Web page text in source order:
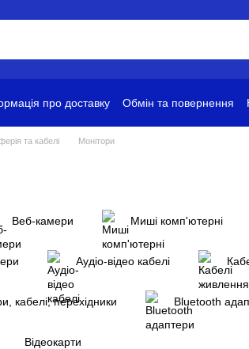
про доставку Обмін та повернення
та кабелі Монітори
Веб-камери Миші комп'ютерні
Аудіо-відео кабелі
кабелі, перехідники Bluetooth
Відеокарти